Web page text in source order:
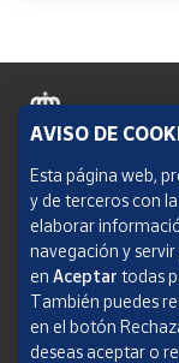
Política de cookies
Aviso legal
Condiciones del
Política de
AVISO DE
Esta página web,
y de terceros con
elaborar
navegación y
en Aceptar todas
También puedes
en el botón
deseas aceptar o